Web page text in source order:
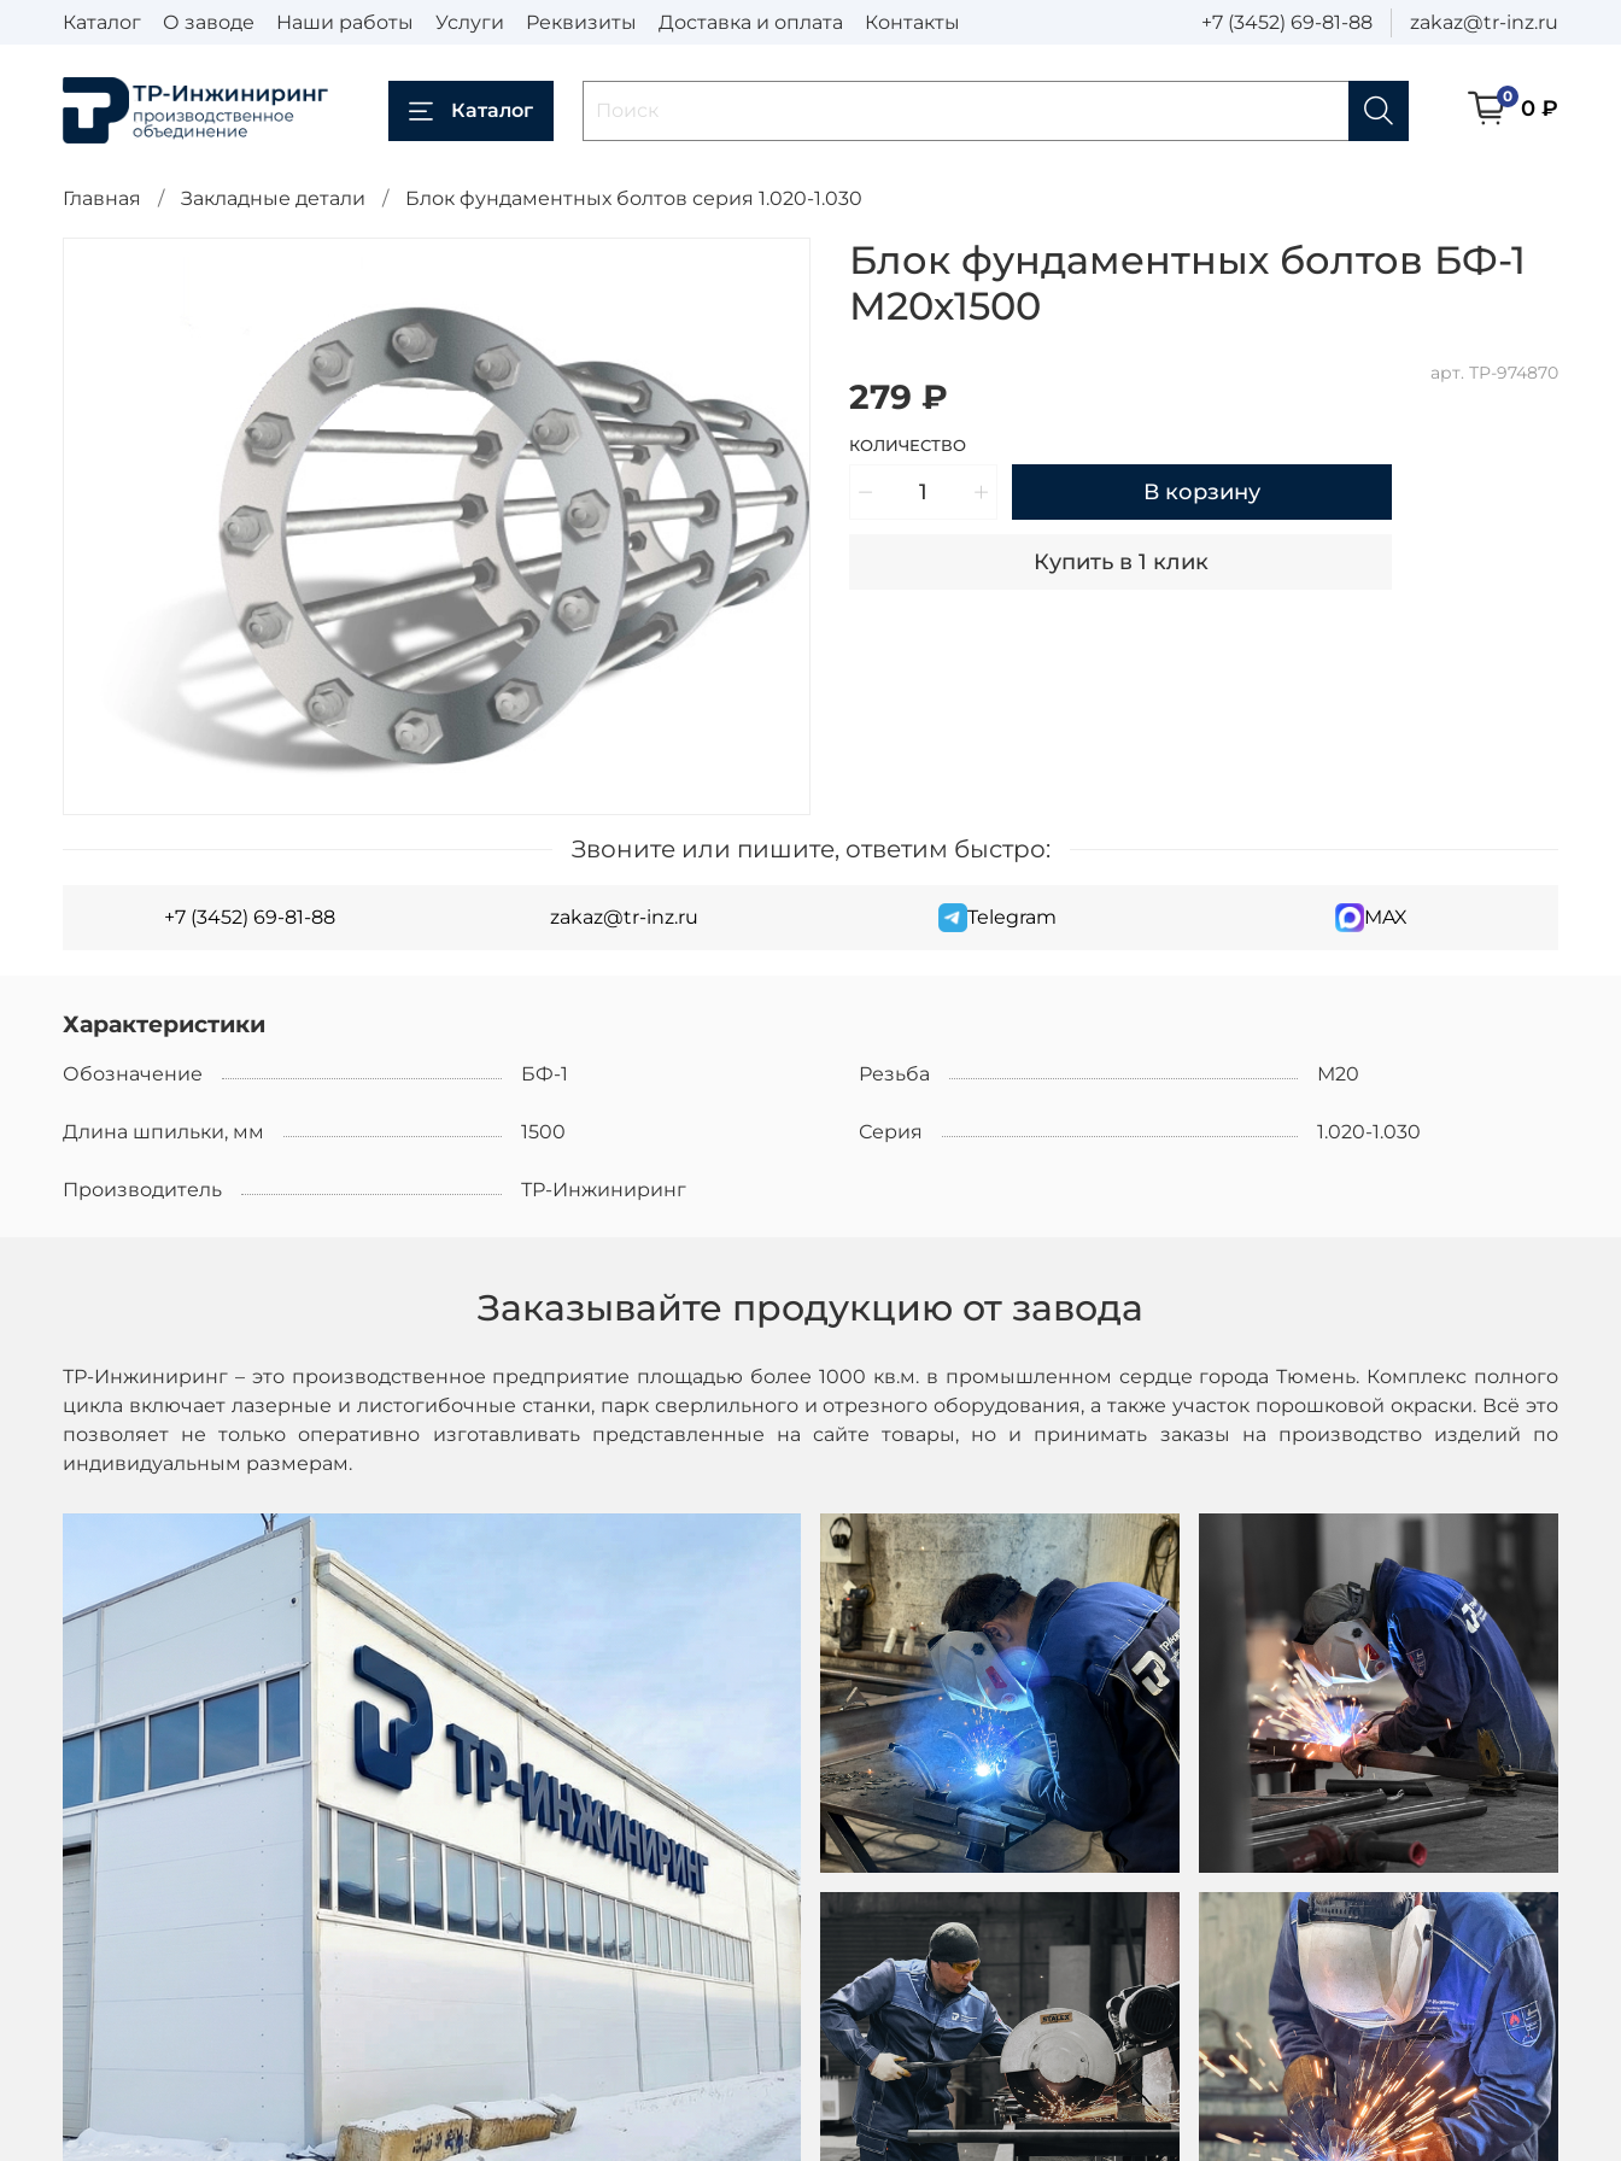
Каталог О заводе Наши работы Услуги Реквизиты Доставка и оплата Контакты +7 (3452) 69-81-88 zakaz@tr-inz.ru
Каталог
0 0 ₽
Главная Закладные детали Блок фундаментных болтов серия 1.020-1.030
арт. ТР-974870
Блок фундаментных болтов БФ-1
М20х1500
279 ₽
КОЛИЧЕСТВО
В корзину
Купить в 1 клик
Звоните или пишите, ответим быстро:
+7 (3452) 69-81-88 zakaz@tr-inz.ru Telegram MAX
Характеристики
Обозначение БФ-1 Резьба М20
Длина шпильки, мм 1500 Серия 1.020-1.030
Производитель ТР-Инжиниринг
Заказывайте продукцию от завода
ТР-Инжиниринг – это производственное предприятие площадью более 1000 кв.м. в промышленном сердце города Тюмень. Комплекс полного
цикла включает лазерные и листогибочные станки, парк сверлильного и отрезного оборудования, а также участок порошковой окраски. Всё это
позволяет не только оперативно изготавливать представленные на сайте товары, но и принимать заказы на производство изделий по
индивидуальным размерам.